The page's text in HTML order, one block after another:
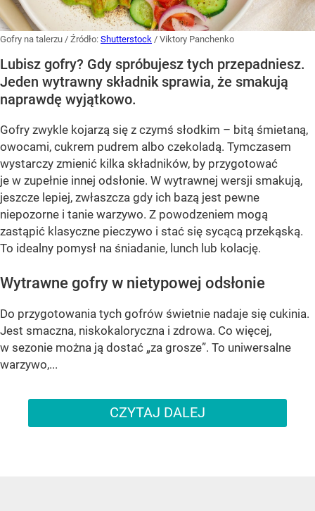
Gofry na talerzu / Źródło: Shutterstock / Viktory Panchenko
Lubisz gofry? Gdy spróbujesz tych przepadniesz.
Jeden wytrawny składnik sprawia, że smakują
naprawdę wyjątkowo.
Gofry zwykle kojarzą się z czymś słodkim – bitą śmietaną,
owocami, cukrem pudrem albo czekoladą. Tymczasem
wystarczy zmienić kilka składników, by przygotować
je w zupełnie innej odsłonie. W wytrawnej wersji smakują,
jeszcze lepiej, zwłaszcza gdy ich bazą jest pewne
niepozorne i tanie warzywo. Z powodzeniem mogą
zastąpić klasyczne pieczywo i stać się sycącą przekąską.
To idealny pomysł na śniadanie, lunch lub kolację.
Wytrawne gofry w nietypowej odsłonie
Do przygotowania tych gofrów świetnie nadaje się cukinia.
Jest smaczna, niskokaloryczna i zdrowa. Co więcej,
w sezonie można ją dostać „za grosze”. To uniwersalne
warzywo,...
CZYTAJ DALEJ